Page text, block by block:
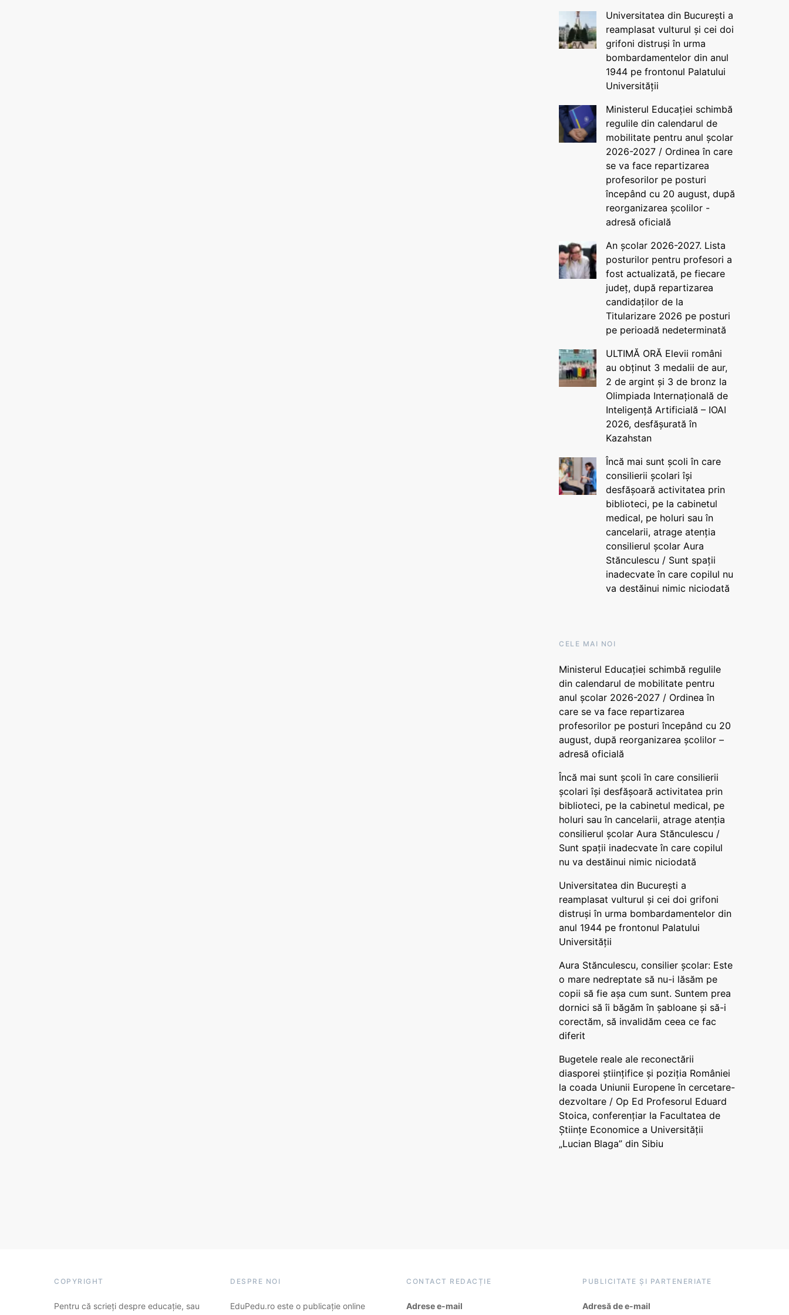
Universitatea din București a
reamplasat vulturul și cei doi
grifoni distruși în urma
bombardamentelor din anul
1944 pe frontonul Palatului
Universității
Ministerul Educației schimbă
regulile din calendarul de
mobilitate pentru anul școlar
2026-2027 / Ordinea în care
se va face repartizarea
profesorilor pe posturi
începând cu 20 august, după
reorganizarea școlilor -
adresă oficială
An școlar 2026-2027. Lista
posturilor pentru profesori a
fost actualizată, pe fiecare
județ, după repartizarea
candidaților de la
Titularizare 2026 pe posturi
pe perioadă nedeterminată
ULTIMĂ ORĂ Elevii români
au obținut 3 medalii de aur,
2 de argint și 3 de bronz la
Olimpiada Internațională de
Inteligență Artificială – IOAI
2026, desfășurată în
Kazahstan
Încă mai sunt școli în care
consilierii școlari își
desfășoară activitatea prin
biblioteci, pe la cabinetul
medical, pe holuri sau în
cancelarii, atrage atenția
consilierul școlar Aura
Stănculescu / Sunt spații
inadecvate în care copilul nu
va destăinui nimic niciodată
CELE MAI NOI
Ministerul Educației schimbă regulile
din calendarul de mobilitate pentru
anul școlar 2026-2027 / Ordinea în
care se va face repartizarea
profesorilor pe posturi începând cu 20
august, după reorganizarea școlilor –
adresă oficială
Încă mai sunt școli în care consilierii
școlari își desfășoară activitatea prin
biblioteci, pe la cabinetul medical, pe
holuri sau în cancelarii, atrage atenția
consilierul școlar Aura Stănculescu /
Sunt spații inadecvate în care copilul
nu va destăinui nimic niciodată
Universitatea din București a
reamplasat vulturul și cei doi grifoni
distruși în urma bombardamentelor din
anul 1944 pe frontonul Palatului
Universității
Aura Stănculescu, consilier școlar: Este
o mare nedreptate să nu-i lăsăm pe
copii să fie așa cum sunt. Suntem prea
dornici să îi băgăm în șabloane și să-i
corectăm, să invalidăm ceea ce fac
diferit
Bugetele reale ale reconectării
diasporei științifice și poziția României
la coada Uniunii Europene în cercetare-
dezvoltare / Op Ed Profesorul Eduard
Stoica, conferențiar la Facultatea de
Științe Economice a Universității
„Lucian Blaga” din Sibiu
COPYRIGHT
Pentru că scrieți despre educație, sau
DESPRE NOI
EduPedu.ro este o publicație online
CONTACT REDACȚIE
Adrese e-mail
PUBLICITATE ȘI PARTENERIATE
Adresă de e-mail